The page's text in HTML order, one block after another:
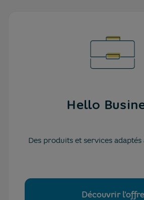
Hello
Des produits et services
Découvrir l'offre